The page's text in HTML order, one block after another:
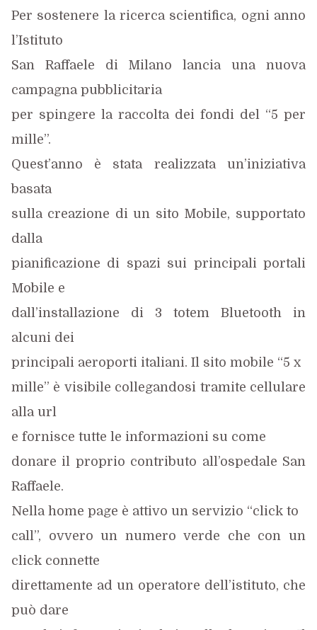
Per sostenere la ricerca scientifica, ogni anno
l’Istituto
San Raffaele di Milano lancia una nuova
campagna pubblicitaria
per spingere la raccolta dei fondi del “5 per
mille”.
Quest’anno è stata realizzata un’iniziativa
basata
sulla creazione di un sito Mobile, supportato
dalla
pianificazione di spazi sui principali portali
Mobile e
dall’installazione di 3 totem Bluetooth in
alcuni dei
principali aeroporti italiani. Il sito mobile “5 x
mille” è visibile collegandosi tramite cellulare
alla url
e fornisce tutte le informazioni su come
donare il proprio contributo all’ospedale San
Raffaele.
Nella home page è attivo un servizio “click to
call”, ovvero un numero verde che con un
click connette
direttamente ad un operatore dell’istituto, che
può dare